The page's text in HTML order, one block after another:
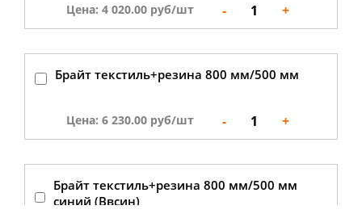
Цена: 4 020.00 руб/шт - 1 +
Брайт текстиль+резина 800 мм/500 мм
Цена: 6 230.00 руб/шт - 1 +
Брайт текстиль+резина 800 мм/500 мм
синий (Ввсин)